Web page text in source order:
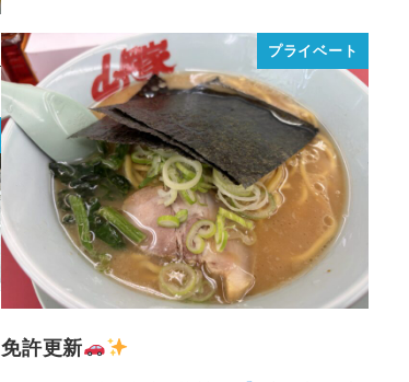
プライベート
免許更新